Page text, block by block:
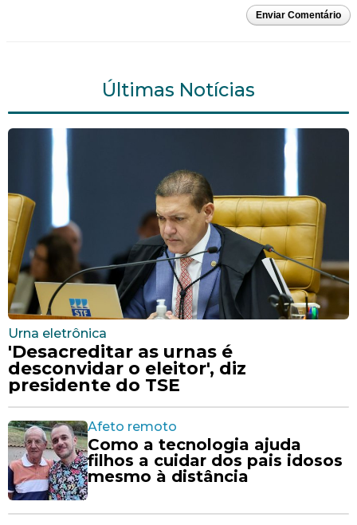
Enviar Comentário
Últimas Notícias
Urna eletrônica
'Desacreditar as urnas é
desconvidar o eleitor', diz
presidente do TSE
Afeto remoto
Como a tecnologia ajuda
filhos a cuidar dos pais idosos
mesmo à distância